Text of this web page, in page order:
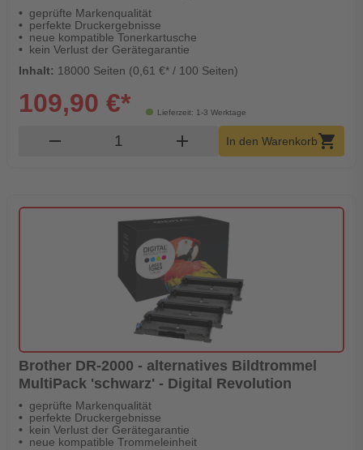
geprüfte Markenqualität
perfekte Druckergebnisse
neue kompatible Tonerkartusche
kein Verlust der Gerätegarantie
Inhalt: 18000 Seiten (0,61 €* / 100 Seiten)
Lieferzeit: 1-3 Werktage
109,90 €*
remove Produkt Warenkorb Menge
add In den Warenkorbshopping_cart
Brother DR-2000 - alternatives Bildtrommel
MultiPack 'schwarz' - Digital Revolution
geprüfte Markenqualität
perfekte Druckergebnisse
kein Verlust der Gerätegarantie
neue kompatible Trommeleinheit